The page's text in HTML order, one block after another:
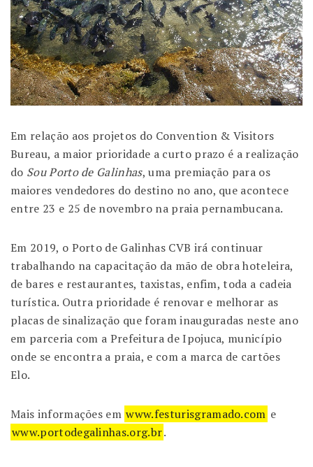
Em relação aos projetos do Convention & Visitors
Bureau, a maior prioridade a curto prazo é a realização
do Sou Porto de Galinhas, uma premiação para os
maiores vendedores do destino no ano, que acontece
entre 23 e 25 de novembro na praia pernambucana.
Em 2019, o Porto de Galinhas CVB irá continuar
trabalhando na capacitação da mão de obra hoteleira,
de bares e restaurantes, taxistas, enfim, toda a cadeia
turística. Outra prioridade é renovar e melhorar as
placas de sinalização que foram inauguradas neste ano
em parceria com a Prefeitura de Ipojuca, município
onde se encontra a praia, e com a marca de cartões
Elo.
Mais informações em www.festurisgramado.com e
www.portodegalinhas.org.br.